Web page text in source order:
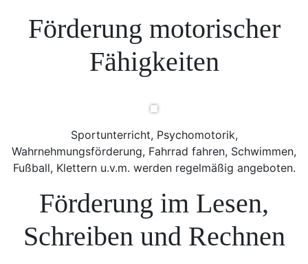
Förderung motorischer
Fähigkeiten
Sportunterricht, Psychomotorik,
Wahrnehmungsförderung, Fahrrad fahren, Schwimmen,
Fußball, Klettern u.v.m. werden regelmäßig angeboten.
Förderung im Lesen,
Schreiben und Rechnen